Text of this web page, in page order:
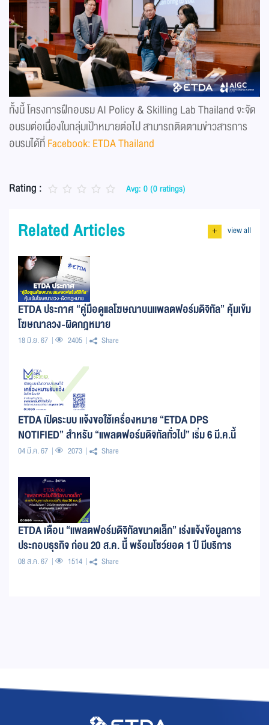
ทั้งนี้ โครงการฝึกอบรม AI Policy & Skilling Lab Thailand จะจัด
อบรมต่อเนื่องในกลุ่มเป้าหมายต่อไป สามารถติดตามข่าวสารการ
อบรมได้ที่Facebook: ETDA Thailand
Rating : Avg: 0 (0 ratings)
Related Articles + view all
ETDA ประกาศ “คู่มือดูแลโฆษณาบนแพลตฟอร์มดิจิทัล” คุ้มเข้ม
โฆษณาลวง-ผิดกฎหมาย
18 มิ.ย. 67 2405 Share
ETDA เปิดระบบ แจ้งขอใช้เครื่องหมาย “ETDA DPS
NOTIFIED” สำหรับ “แพลตฟอร์มดิจิทัลทั่วไป” เริ่ม 6 มี.ค.นี้
04 มี.ค. 67 2073 Share
ETDA เตือน “แพลตฟอร์มดิจิทัลขนาดเล็ก” เร่งแจ้งข้อมูลการ
ประกอบธุรกิจ ก่อน 20 ส.ค. นี้ พร้อมโชว์ยอด 1 ปี มีบริการ
แพลตฟอร์มดิจิทัล แจ้งข้อมูลแล้ว 1,487 ราย
08 ส.ค. 67 1514 Share